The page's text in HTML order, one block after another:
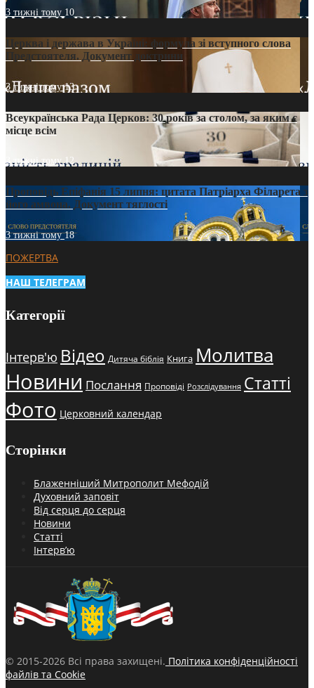
3 тижні тому 10
Церква і держава в Україні: формула зі вступного слова
Предстоятеля. Документ доктрини
3 тижні тому13
Всеукраїнська Рада Церков: 30 років за столом, за яким є
місце всім
3 тижні тому12
Проповідь Епіфанія 15 липня: цитата Патріарха Філарета з
його амвона. Документ тяглості
3 тижні тому18
ПОЖЕРТВА
НАШ ТЕЛЕГРАМ
Категорії
Інтерв'ю Відео Дитяча біблія Книга Молитва
Новини Послання Проповіді Розслідування Статті
Фото Церковний календар
Сторінки
Блаженніший Митрополит Мефодій
Духовний заповіт
Від серця до серця
Новини
Статті
Інтерв’ю
© 2015-2026 Всі права захищені. Політика конфіденційності
файлів та Cookie